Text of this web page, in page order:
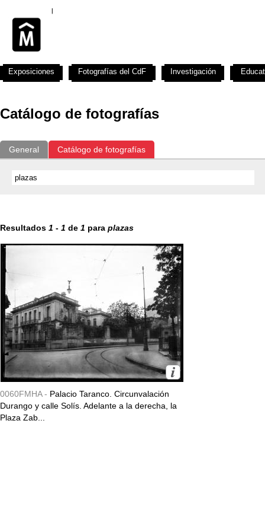
Catálogo de fotografías
General Catálogo de fotografías
Resultados 1 - 1 de 1 para plazas
0060FMHA - Palacio Taranco. Circunvalación
Durango y calle Solís. Adelante a la derecha, la
Plaza Zab...
Exposiciones Fotografías del CdF Investigación